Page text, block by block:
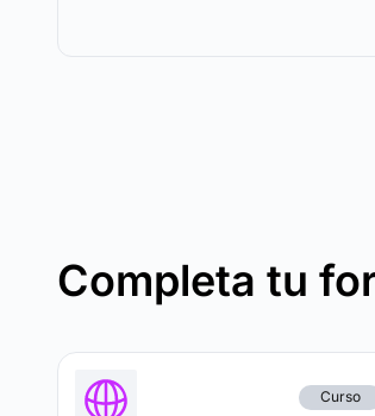
Completa tu
Curso